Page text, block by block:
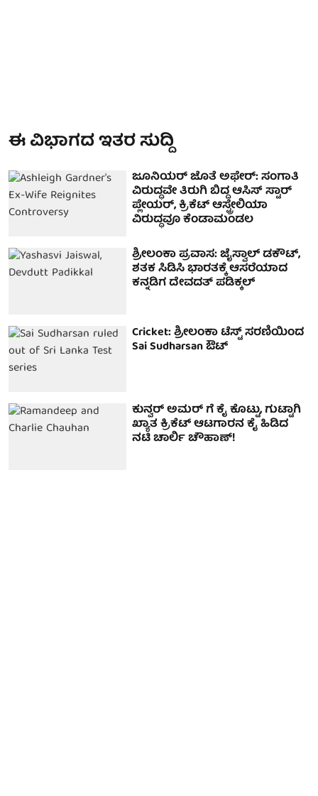
ಈ ವಿಭಾಗದ ಇತರ ಸುದ್ದಿ
ಜೂನಿಯರ್ ಜೊತೆ ಅಫೇರ್: ಸಂಗಾತಿ
ವಿರುದ್ಧವೇ ತಿರುಗಿ ಬಿದ್ದ ಆಸಿಸ್ ಸ್ಟಾರ್
ಪ್ಲೇಯರ್, ಕ್ರಿಕೆಟ್ ಆಸ್ಟ್ರೇಲಿಯಾ
ವಿರುದ್ಧವೂ ಕೆಂಡಾಮಂಡಲ
ಶ್ರೀಲಂಕಾ ಪ್ರವಾಸ: ಜೈಸ್ವಾಲ್ ಡಕೌಟ್,
ಶತಕ ಸಿಡಿಸಿ ಭಾರತಕ್ಕೆ ಆಸರೆಯಾದ
ಕನ್ನಡಿಗ ದೇವದತ್ ಪಡಿಕ್ಕಲ್
Cricket: ಶ್ರೀಲಂಕಾ ಟೆಸ್ಟ್ ಸರಣಿಯಿಂದ
Sai Sudharsan ಔಟ್
ಕುನ್ವರ್ ಅಮರ್ ಗೆ ಕೈ ಕೊಟ್ಟು, ಗುಟ್ಟಾಗಿ
ಖ್ಯಾತ ಕ್ರಿಕೆಟ್ ಆಟಗಾರನ ಕೈ ಹಿಡಿದ
ನಟಿ ಚಾರ್ಲಿ ಚೌಹಾಣ್!